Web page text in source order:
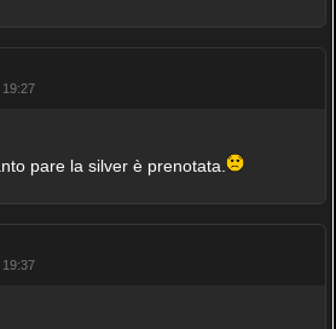
pare la silver è prenotata.